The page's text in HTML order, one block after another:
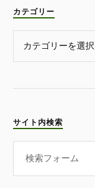
カテゴリー
サイト内検索